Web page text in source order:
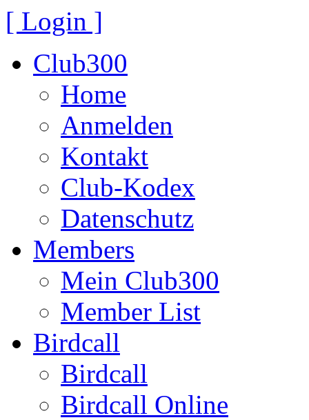
[ Login ]
Club300
Home
Anmelden
Kontakt
Club-Kodex
Datenschutz
Members
Mein Club300
Member List
Birdcall
Birdcall
Birdcall Online